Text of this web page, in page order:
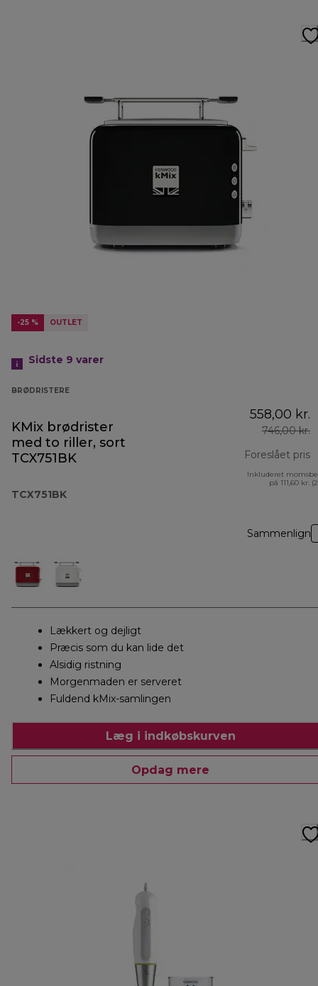
-25 % OUTLET
Sidste 9 varer
BRØDRISTERE
KMix brødrister
med to riller, sort
TCX751BK
TCX751BK
558,00 kr.
746,00 kr.
Foreslået pris
Inkluderet
på 111,60 kr.
Sammenlign
Lækkert og dejligt
Præcis som du kan lide det
Alsidig ristning
Morgenmaden er serveret
Fuldend kMix-samlingen
Læg i indkøbskurven
Opdag mere